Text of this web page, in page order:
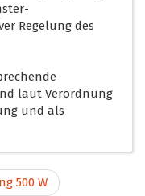
Regelung des
laut Verordnung
und als
500 W